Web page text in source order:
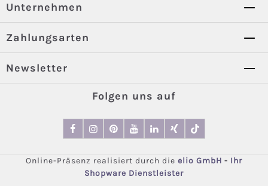
Unternehmen
Zahlungsarten
Newsletter
Folgen uns auf
Online-Präsenz realisiert durch die elio GmbH - Ihr
Shopware Dienstleister